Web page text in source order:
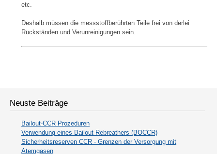
etc.
Deshalb müssen die messstoffberührten Teile frei von derlei
Rückständen und Verunreinigungen sein.
Neuste Beiträge
Bailout-CCR Prozeduren
Verwendung eines Bailout Rebreathers (BOCCR)
Sicherheitsreserven CCR - Grenzen der Versorgung mit
Atemgasen